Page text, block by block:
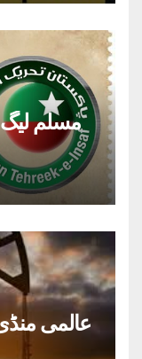
مسلم لیگ